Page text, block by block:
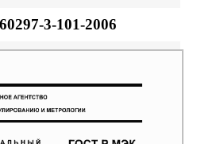
3-101-2006